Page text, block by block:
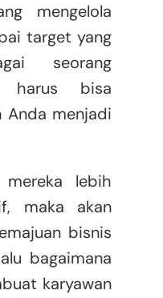
mengelola
target yang
seorang
harus bisa
Anda menjadi
mereka lebih
maka akan
bisnis
bagaimana
karyawan